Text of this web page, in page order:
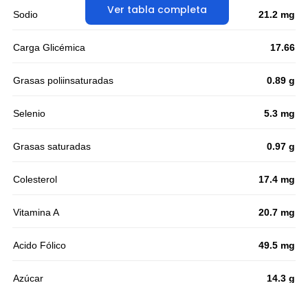
Ver tabla completa
Sodio 21.2 mg
Carga Glicémica 17.66
Grasas poliinsaturadas 0.89 g
Selenio 5.3 mg
Grasas saturadas 0.97 g
Colesterol 17.4 mg
Vitamina A 20.7 mg
Acido Fólico 49.5 mg
Azúcar 14.3 g